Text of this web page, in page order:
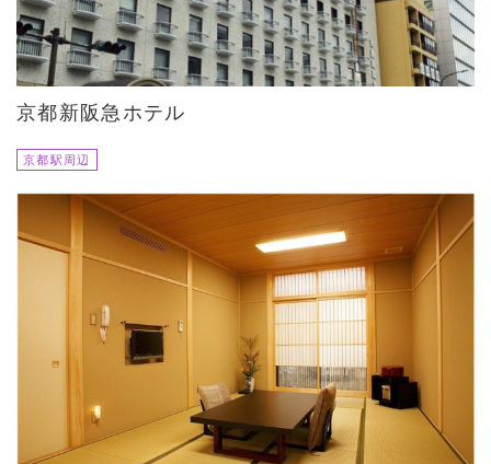
京都新阪急ホテル
京都駅周辺